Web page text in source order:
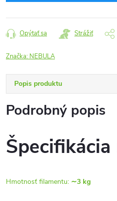
Opýtať sa Strážiť
Značka: NEBULA
Popis produktu
Podrobný popis
Hmotnosť filamentu: ∼3 kg